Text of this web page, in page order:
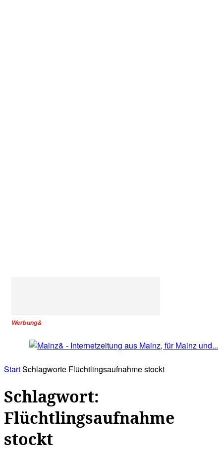
Werbung&
StartSchlagworte Flüchtlingsaufnahme stockt
Schlagwort:
Flüchtlingsaufnahme
stockt